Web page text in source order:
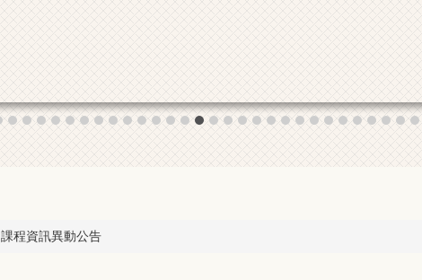
課程資訊異動公告